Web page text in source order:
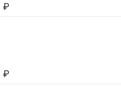
₽
₽